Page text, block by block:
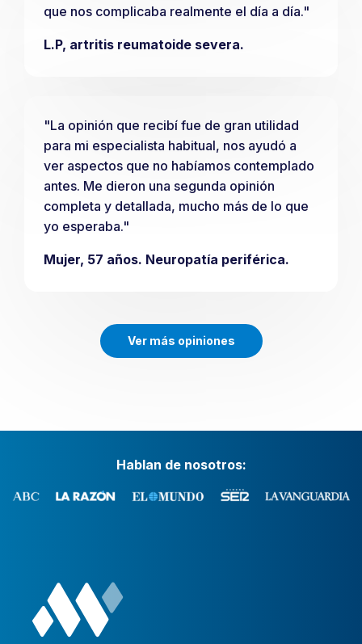
que nos complicaba realmente el día a día."
L.P, artritis reumatoide severa.
"La opinión que recibí fue de gran utilidad
para mi especialista habitual, nos ayudó a
ver aspectos que no habíamos contemplado
antes. Me dieron una segunda opinión
completa y detallada, mucho más de lo que
yo esperaba."
Mujer, 57 años. Neuropatía periférica.
Ver más opiniones
Hablan de nosotros: